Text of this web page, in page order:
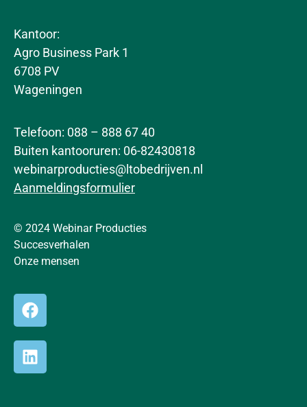
Kantoor:
Agro Business Park 1
6708 PV
Wageningen
Telefoon: 088 – 888 67 40
Buiten kantooruren: 06-82430818
webinarproducties@ltobedrijven.nl
Aanmeldingsformulier
© 2024 Webinar Producties
Succesverhalen
Onze mensen